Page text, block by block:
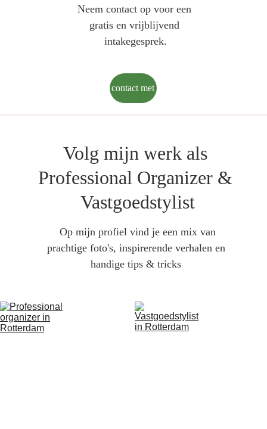
Neem contact op voor een
gratis en vrijblijvend
intakegesprek.
Neem contact met mij op
Volg mijn werk als
Professional Organizer &
Vastgoedstylist
prachtige foto's, inspirerende verhalen en
handige tips & tricks